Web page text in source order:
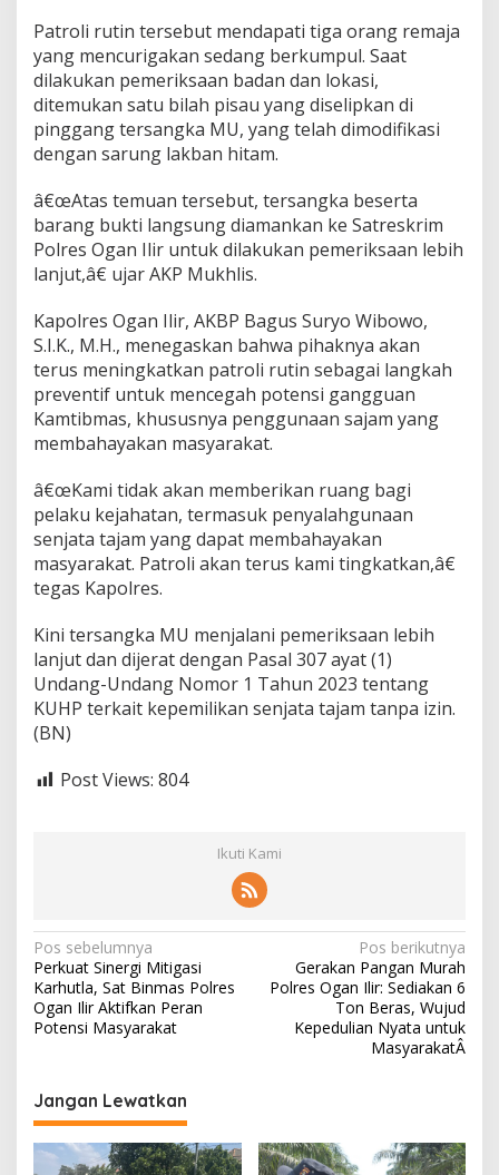
r
A
m
a
n
k
a
e
m
a
j
P
e
m
b
a
a
S
j
a
m
d
i
d
r
a
l
a
U
t
Patroli rutin tersebut mendapati tiga orang remaja
yang mencurigakan sedang berkumpul. Saat
dilakukan pemeriksaan badan dan lokasi,
ditemukan satu bilah pisau yang diselipkan di
pinggang tersangka MU, yang telah dimodifikasi
dengan sarung lakban hitam.
â€œAtas temuan tersebut, tersangka beserta
barang bukti langsung diamankan ke Satreskrim
Polres Ogan Ilir untuk dilakukan pemeriksaan lebih
lanjut,â€ ujar AKP Mukhlis.
Kapolres Ogan Ilir, AKBP Bagus Suryo Wibowo,
S.I.K., M.H., menegaskan bahwa pihaknya akan
terus meningkatkan patroli rutin sebagai langkah
preventif untuk mencegah potensi gangguan
Kamtibmas, khususnya penggunaan sajam yang
membahayakan masyarakat.
â€œKami tidak akan memberikan ruang bagi
pelaku kejahatan, termasuk penyalahgunaan
senjata tajam yang dapat membahayakan
masyarakat. Patroli akan terus kami tingkatkan,â€
tegas Kapolres.
Kini tersangka MU menjalani pemeriksaan lebih
lanjut dan dijerat dengan Pasal 307 ayat (1)
Undang-Undang Nomor 1 Tahun 2023 tentang
KUHP terkait kepemilikan senjata tajam tanpa izin.
(BN)
Post Views: 804
Ikuti Kami
N
a
v
i
a
s
Pos sebelumnya
Perkuat Sinergi Mitigasi
Karhutla, Sat Binmas Polres
Ogan Ilir Aktifkan Peran
Potensi Masyarakat
Pos berikutnya
Gerakan Pangan Murah
Polres Ogan Ilir: Sediakan 6
Ton Beras, Wujud
Kepedulian Nyata untuk
MasyarakatÂ
Jangan Lewatkan